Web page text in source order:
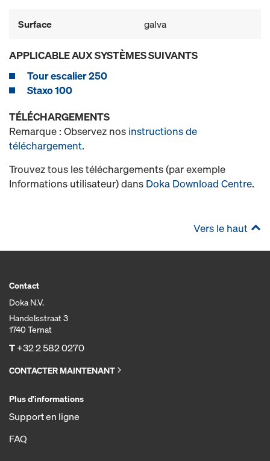
Surface galva
APPLICABLE AUX SYSTÈMES SUIVANTS
Tour escalier 250
Staxo 100
TÉLÉCHARGEMENTS
Remarque : Observez nos instructions de
téléchargement.
Trouvez tous les téléchargements (par exemple
Informations utilisateur) dans Doka Download Centre.
Vers le haut
Contact
Doka N.V.
Handelsstraat 3
1740 Ternat
T+32 2 582 0270
CONTACTER MAINTENANT
Plus d'informations
Support en ligne
FAQ